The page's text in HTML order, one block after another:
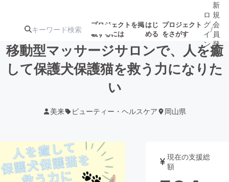
プロジェクトを掲
載するには
はじ
める
プロジェクト
をさがす
注目の新着プロ
テクノロジー・ガジェット
ロ
グ
イ
ン
/
新
規
会
員
登
録
移動型マッサージサロンで、人を癒
して保護犬保護猫を救う力になりた
い
美来 ビューティー・ヘルスケア 岡山県
現在の支援総
額